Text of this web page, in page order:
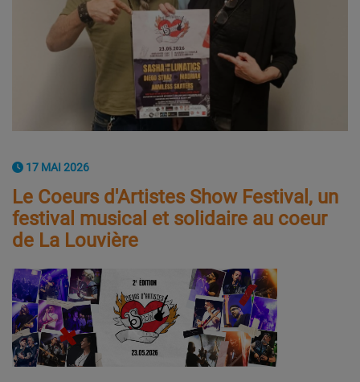
17 MAI 2026
Le Coeurs d'Artistes Show Festival, un
festival musical et solidaire au coeur
de La Louvière